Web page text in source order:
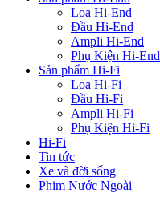
Loa Hi-End
Đầu Hi-End
Ampli Hi-End
Phụ Kiện Hi-End
Sản phẩm Hi-Fi
Loa Hi-Fi
Đầu Hi-Fi
Ampli Hi-Fi
Phụ Kiện Hi-Fi
Hi-Fi
Tin tức
Xe và đời sống
Phim Nước Ngoài